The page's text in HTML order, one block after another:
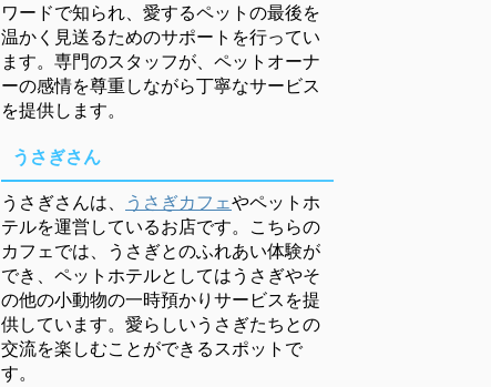
ワードで知られ、愛するペットの最後を
温かく見送るためのサポートを行ってい
ます。専門のスタッフが、ペットオーナ
ーの感情を尊重しながら丁寧なサービス
を提供します。
うさぎさん
うさぎさんは、 うさぎカフェやペットホ
テルを運営しているお店です。こちらの
カフェでは、うさぎとのふれあい体験が
でき、ペットホテルとしてはうさぎやそ
の他の小動物の一時預かりサービスを提
供しています。愛らしいうさぎたちとの
交流を楽しむことができるスポットで
す。